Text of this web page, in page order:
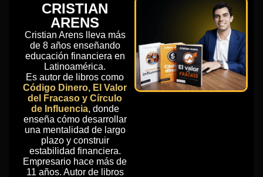
CRISTIAN
ARENS
Cristian Arens lleva más
de 8 años enseñando
educación financiera en
Latinoamérica.
Es autor de libros como
Código Dinero, El Valor
del Fracaso y Círculo
de Influencia, donde
enseña cómo desarrollar
una mentalidad de largo
plazo y construir
estabilidad financiera.
Empresario hace más de
11 años. Autor de libros